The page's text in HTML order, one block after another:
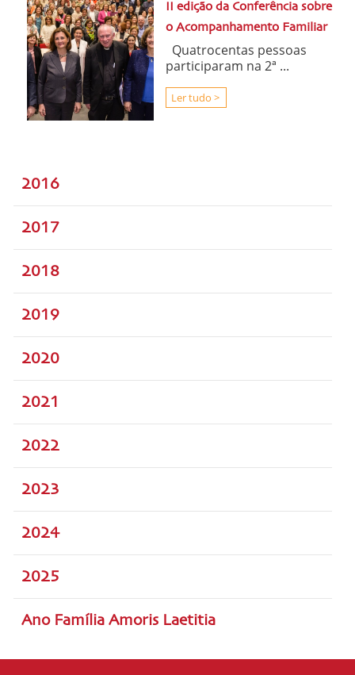
II edição da Conferência sobre
o Acompanhamento Familiar
Quatrocentas pessoas
participaram na 2ª ...
Ler tudo >
2016
2017
2018
2019
2020
2021
2022
2023
2024
2025
Ano Família Amoris Laetitia